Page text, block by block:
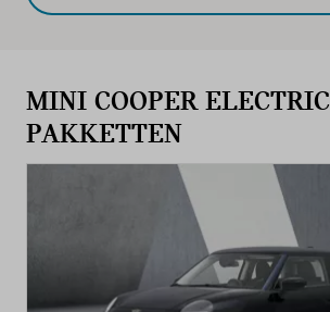
MINI COOPER ELECTRIC
PAKKETTEN